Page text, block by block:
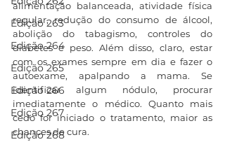
Edição 263
Edição 264
Edição 265
Edição 266
Edição 267
Edição 268
alimentação balanceada, atividade física
regular, redução do consumo de álcool,
abolição do tabagismo, controles do
diabetes e peso. Além disso, claro, estar
com os exames sempre em dia e fazer o
autoexame, apalpando a mama. Se
identificar algum nódulo, procurar
imediatamente o médico. Quanto mais
cedo for iniciado o tratamento, maior as
chances de cura.